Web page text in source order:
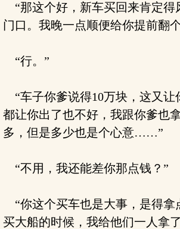
“那这个好，新车买回来肯定得
门口。我晚一点顺便给你提前翻
“行。”
“车子你爹说得10万块，这又让
都让你出了也不好，我跟你爹也
多，但是多少也是个心意……”
“不用，我还能差你那点钱？”
“你这个买车也是大事，是得拿
买大船的时候，我给他们一人拿